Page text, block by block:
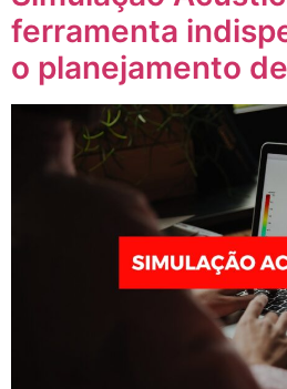
ferramenta
o planejamento